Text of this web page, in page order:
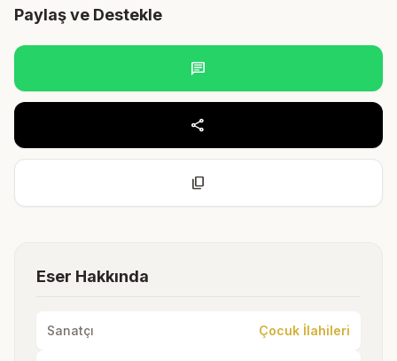
Paylaş ve Destekle
chat
share
content_copy
Eser Hakkında
Sanatçı Çocuk İlahileri